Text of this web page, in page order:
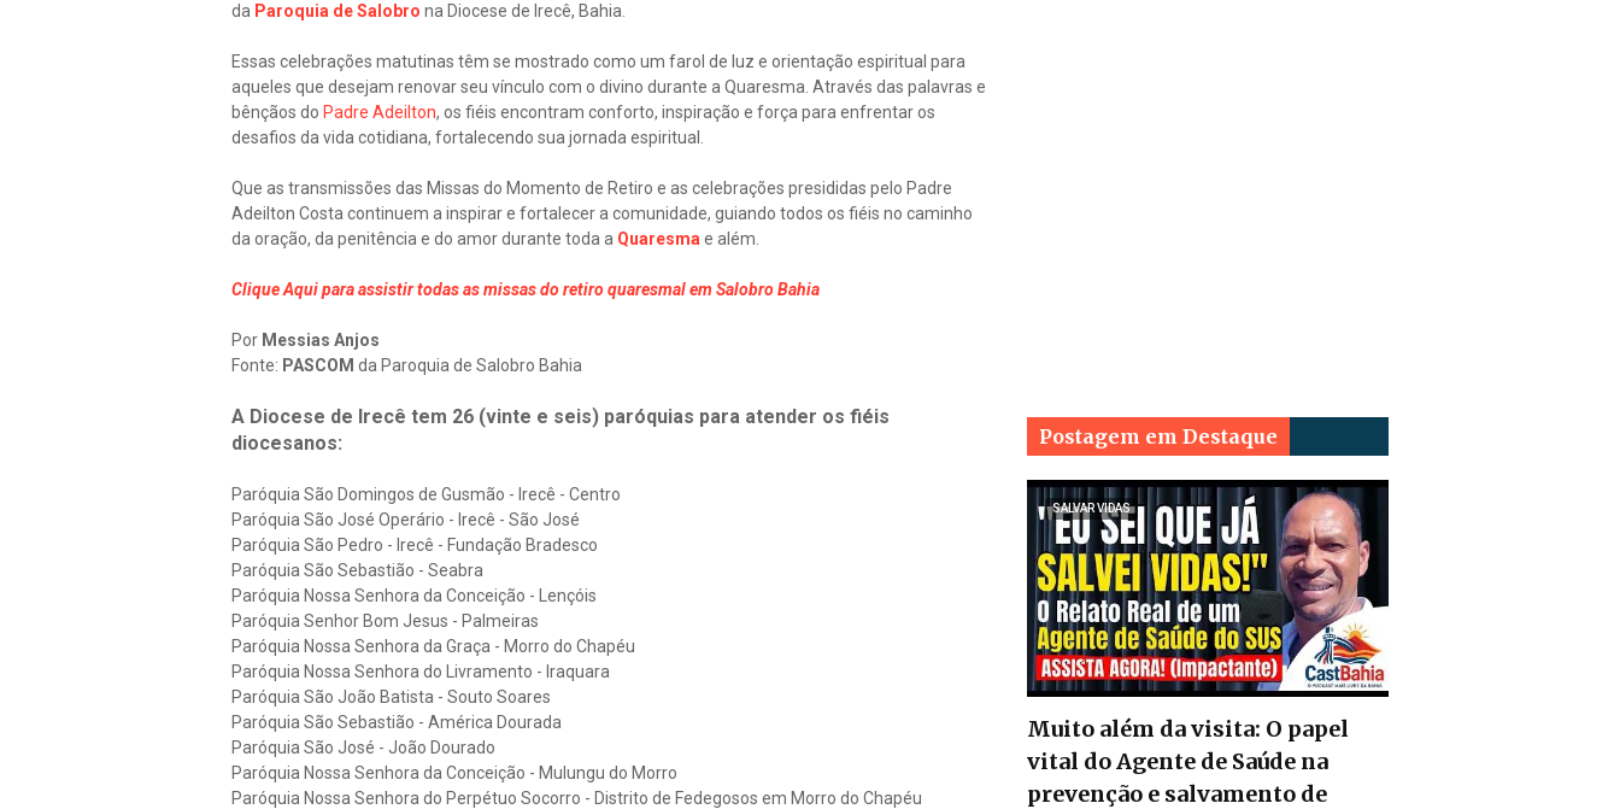
da Paroquia de Salobro na Diocese de Irecê, Bahia.
Essas celebrações matutinas têm se mostrado como um farol de luz e orientação espiritual para
aqueles que desejam renovar seu vínculo com o divino durante a Quaresma. Através das palavras e
bênçãos do Padre Adeilton, os fiéis encontram conforto, inspiração e força para enfrentar os
desafios da vida cotidiana, fortalecendo sua jornada espiritual.
Que as transmissões das Missas do Momento de Retiro e as celebrações presididas pelo Padre
Adeilton Costa continuem a inspirar e fortalecer a comunidade, guiando todos os fiéis no caminho
da oração, da penitência e do amor durante toda a Quaresma e além.
Clique Aquipara assistir todas as missas do retiro quaresmal em Salobro Bahia
Por Messias Anjos
Fonte: PASCOM da Paroquia de Salobro Bahia
A Diocese de Irecê tem 26 (vinte e seis) paróquias para atender os fiéis
diocesanos:
Paróquia São Domingos de Gusmão - Irecê - Centro
Paróquia São José Operário - Irecê - São José
Paróquia São Pedro - Irecê - Fundação Bradesco
Paróquia São Sebastião - Seabra
Paróquia Nossa Senhora da Conceição - Lençóis
Paróquia Senhor Bom Jesus - Palmeiras
Paróquia Nossa Senhora da Graça - Morro do Chapéu
Paróquia Nossa Senhora do Livramento - Iraquara
Paróquia São João Batista - Souto Soares
Paróquia São Sebastião - América Dourada
Paróquia São José - João Dourado
Paróquia Nossa Senhora da Conceição - Mulungu do Morro
Paróquia Nossa Senhora do Perpétuo Socorro - Distrito de Fedegosos em Morro do Chapéu
Postagem em Destaque
SALVAR VIDAS
Muito além da visita: O papel
vital do Agente de Saúde na
prevenção e salvamento de